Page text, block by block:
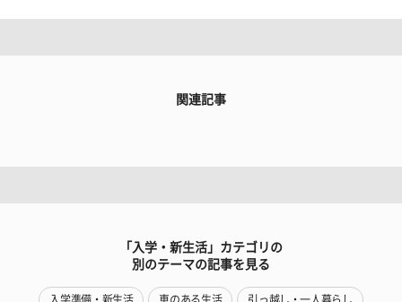
関連記事
「入学・新生活」カテゴリの
別のテーマの記事を見る
入学準備・新生活 車のある生活 引っ越し・一人暮らし